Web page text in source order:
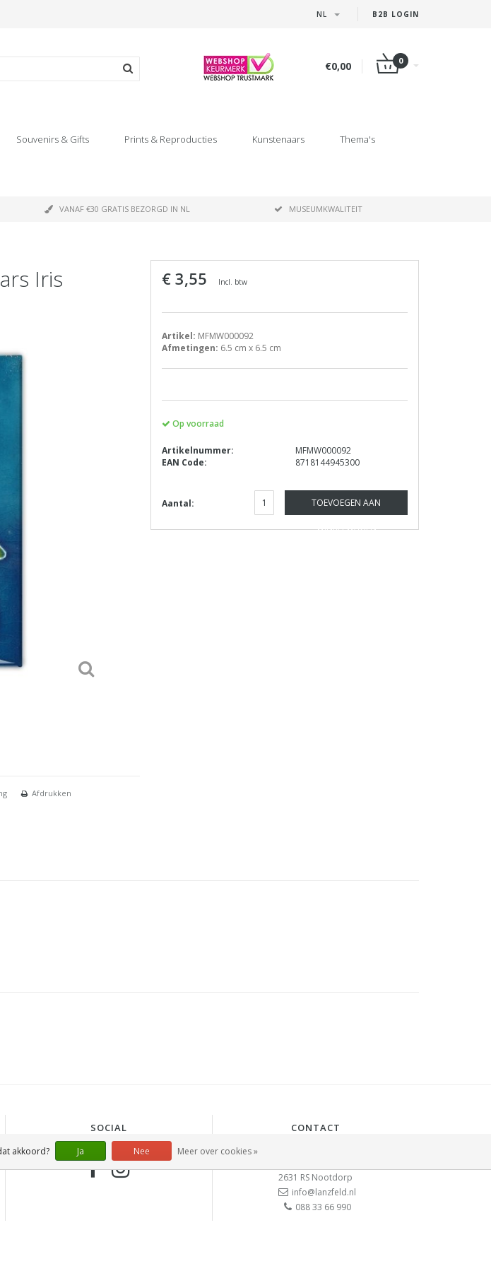
B2B LOGIN
NL
€0,00 0
Souvenirs & Gifts Prints & Reproducties Kunstenaars Thema's
VANAF €30 GRATIS BEZORGD IN NL MUSEUMKWALITEIT
Iris
Afdrukken
€ 3,55 Incl. btw
Artikel: MFMW000092
Afmetingen: 6.5 cm x 6.5 cm
Op voorraad
Artikelnummer:
MFMW000092
EAN Code:
8718144945300
Aantal: TOEVOEGEN AAN
WINKELWAGEN
SOCIAL CONTACT
2631 RS Nootdorp
info@lanzfeld.nl
088 33 66 990
akkoord? Ja Nee Meer over cookies »